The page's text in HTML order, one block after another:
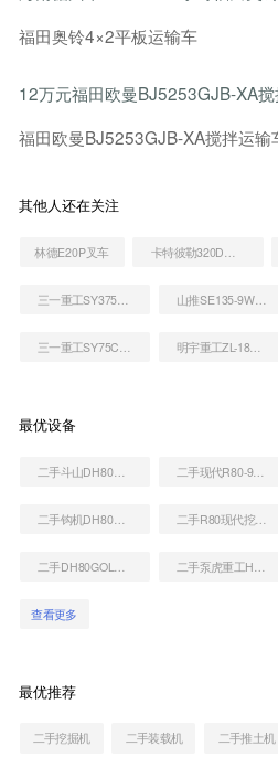
福田奥铃4×2平板运输车
12万元福田欧曼BJ5253GJB-XA
福田欧曼BJ5253GJB-XA搅拌运输
其他人还在关注
林德E20P叉车
三一重工SY375H挖掘机 山推SE135-9W挖掘机
明宇重工ZL-18装载机
最优设备
二手斗山DH80挖土机大概多少钱 二手现代R80-9H挖掘机
二手钩机DH80一般多少钱 二手R80现代挖土机大概多少钱
查看更多
最优推荐
二手挖掘机 二手装载机 二手推土机